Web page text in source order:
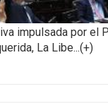
impulsada por el
La Libe...(+)